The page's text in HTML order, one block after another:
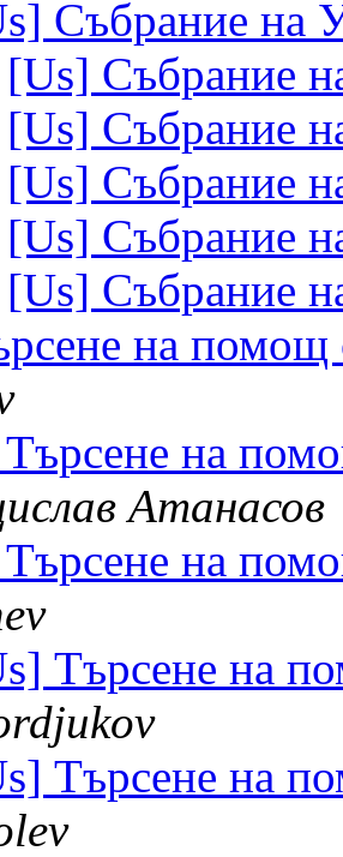
Събрание на
[Us] Събрание
[Us] Събрание
[Us] Събрание
[Us] Събрание
[Us] Събрание
на помощ
на
Атанасов
на
Търсене на
Търсене на